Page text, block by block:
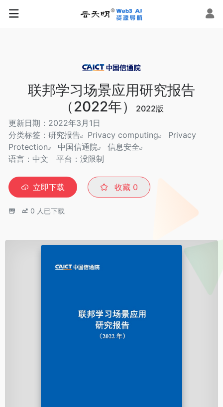
联邦学习场景应用研究报告
（2022年）
2022版
更新日期：2022年3月1日
分类标签： 研究报告 Privacy computing
Privacy
Protection
中国信通院
信息安全
语言：中文
平台：没限制
立即下载 收藏 0
0 人已下载